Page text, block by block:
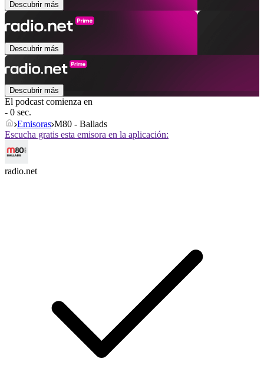
Descubrir más
Descubrir más
Descubrir más
El podcast comienza en
- 0 sec.
Emisoras M80 - Ballads
Escucha gratis esta emisora en la aplicación:
radio.net